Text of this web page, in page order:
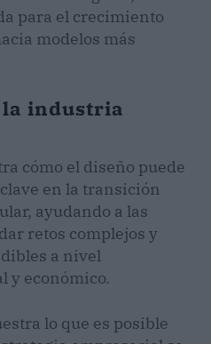
para el crecimiento
modelos más
la industria
cómo el diseño puede
en la transición
ayudando a las
retos complejos y
a nivel
y económico.
lo que es posible